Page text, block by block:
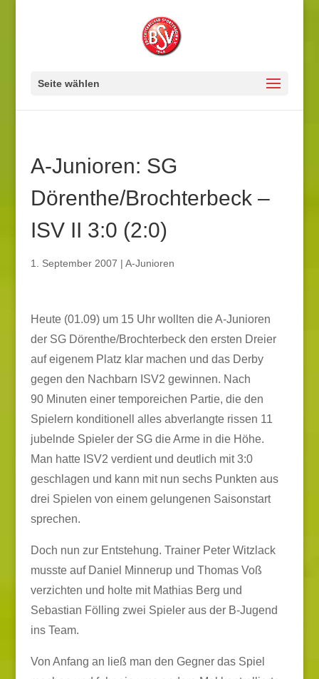
Seite wählen
A-Junioren: SG
Dörenthe/Brochterbeck –
ISV II 3:0 (2:0)
1. September 2007 | A-Junioren
Heute (01.09) um 15 Uhr wollten die A-Junioren
der SG Dörenthe/Brochterbeck den ersten Dreier
auf eigenem Platz klar machen und das Derby
gegen den Nachbarn ISV2 gewinnen. Nach
90 Minuten einer temporeichen Partie, die den
Spielern konditionell alles abverlangte rissen 11
jubelnde Spieler der SG die Arme in die Höhe.
Man hatte ISV2 verdient und deutlich mit 3:0
geschlagen und kann mit nun sechs Punkten aus
drei Spielen von einem gelungenen Saisonstart
sprechen.
Doch nun zur Entstehung. Trainer Peter Witzlack
musste auf Daniel Minnerup und Thomas Voß
verzichten und holte mit Mathias Berg und
Sebastian Fölling zwei Spieler aus der B-Jugend
ins Team.
Von Anfang an ließ man den Gegner das Spiel